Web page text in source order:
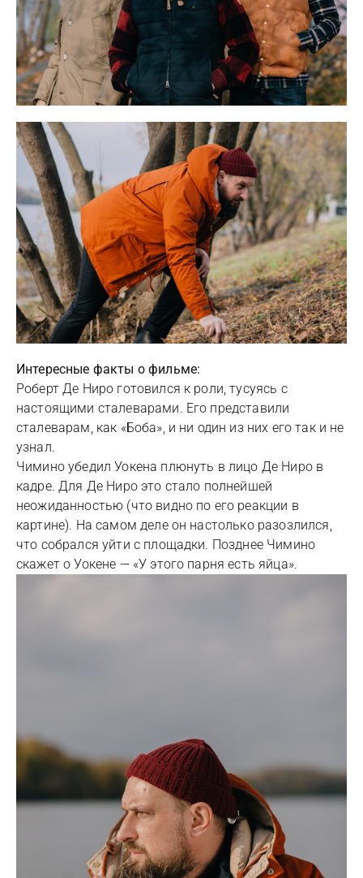
Интересные факты о фильме:
Роберт Де Ниро готовился к роли, тусуясь с
настоящими сталеварами. Его представили
сталеварам, как «Боба», и ни один из них его так и не
узнал.
Чимино убедил Уокена плюнуть в лицо Де Ниро в
кадре. Для Де Ниро это стало полнейшей
неожиданностью (что видно по его реакции в
картине). На самом деле он настолько разозлился,
что собрался уйти с площадки. Позднее Чимино
скажет о Уокене — «У этого парня есть яйца».